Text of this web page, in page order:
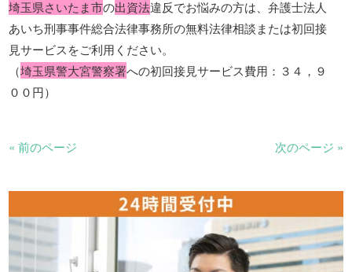
埼玉県さいたま市の出資法違反でお悩みの方は、弁護士法人
あいち刑事事件総合法律事務所の無料法律相談または初回接
見サービスをご利用ください。
（埼玉県警大宮警察署への初回接見サービス費用：３４，９
００円）
« 前のページ 次のページ »